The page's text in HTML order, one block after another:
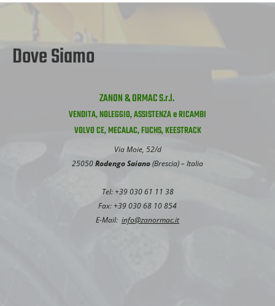
Dove Siamo
ZANON & ORMAC S.r.l.
VENDITA, NOLEGGIO, ASSISTENZA e RICAMBI
VOLVO CE, MECALAC, FUCHS, KEESTRACK
Via Moie, 52/d
25050Rodengo Saiano(Brescia) – Italia
Tel: +39 030 61 11 38
Fax: +39 030 68 10 854
E-Mail: info@zanormac.it